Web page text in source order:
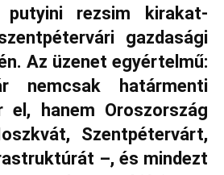
putyini rezsim kirakat-
gazdasági
Az üzenet egyértelmű:
nemcsak határmenti
el, hanem Oroszország
Szentpétervárt,
–, és mindezt